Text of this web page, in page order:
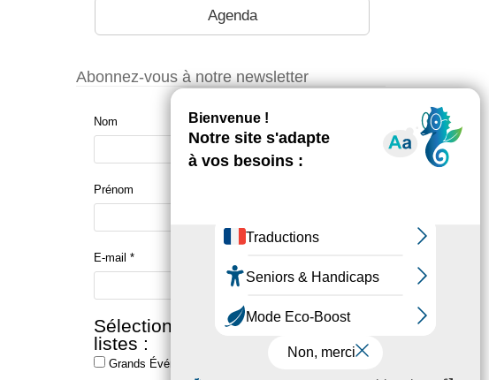
Agenda
Abonnez-vous à notre newsletter
Nom
Prénom
E-mail *
Sélectionner une ou plusieurs
listes :
Grands Événements